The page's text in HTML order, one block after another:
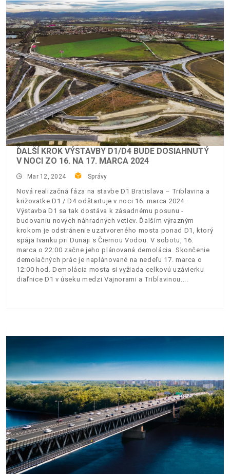
ĎALŠÍ KROK VÝSTAVBY D1/D4 BUDE DOSIAHNUTÝ
V NOCI ZO 16. NA 17. MARCA 2024
Mar 12, 2024 Správy
Nová realizačná fáza na stavbe D1 Bratislava – Triblavina a
križovatke D1 / D4 odštartuje v noci 16. marca 2024.
Výstavba D1 sa tak dostáva k zásadnému posunu -
budovaniu nových náhradných vetiev. Ďalším výrazným
krokom je odstránenie uzatvoreného mosta ponad D1, ktorý
spája Ivanku pri Dunaji s Čiernou Vodou. V sobotu, 16.
marca o 22:00 začne jeho plánovaná demolácia. Skončenie
demolačných prác je naplánované na nedeľu 17. marca o
12:00 hod. Demolácia mosta si vyžiada celkovú uzávierku
diaľnice D1 v úseku medzi Vajnorami a Triblavinou.